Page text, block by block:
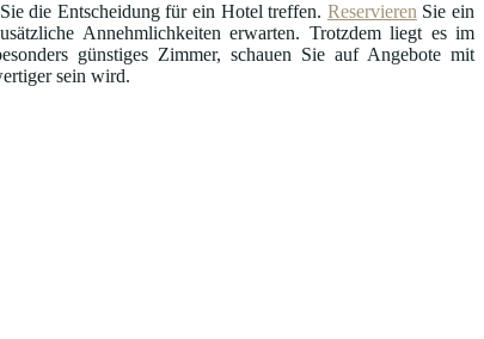
die Entscheidung für ein Hotel treffen. ReservierenSie ein
Annehmlichkeiten erwarten. Trotzdem liegt es im
günstiges Zimmer, schauen Sie auf Angebote mit
sein wird.